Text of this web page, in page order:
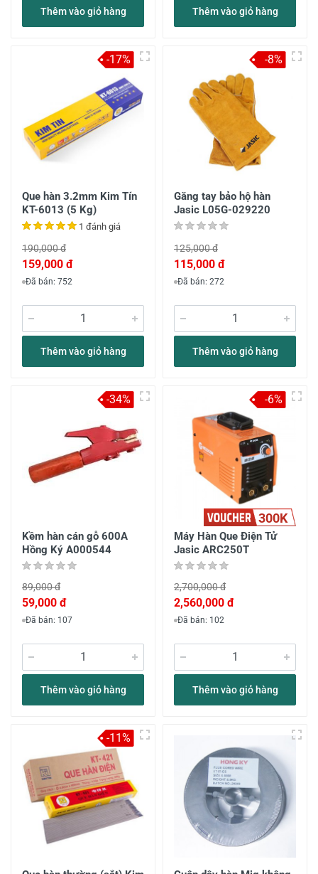
Thêm vào giỏ hàng Thêm vào giỏ hàng
Que hàn 3.2mm Kim Tín
KT-6013 (5 Kg)
1 đánh giá
190,000 đ
159,000 đ
Đã bán: 752
Thêm vào giỏ hàng
-17%
Găng tay bảo hộ hàn
Jasic L05G-029220
125,000 đ
115,000 đ
Đã bán: 272
Thêm vào giỏ hàng
-8%
Kềm hàn cán gỗ 600A
Hồng Ký A000544
89,000 đ
59,000 đ
Đã bán: 107
Thêm vào giỏ hàng
-34%
300K
Máy Hàn Que Điện Tử
Jasic ARC250T
2,700,000 đ
2,560,000 đ
Đã bán: 102
Thêm vào giỏ hàng
-6%
-11%